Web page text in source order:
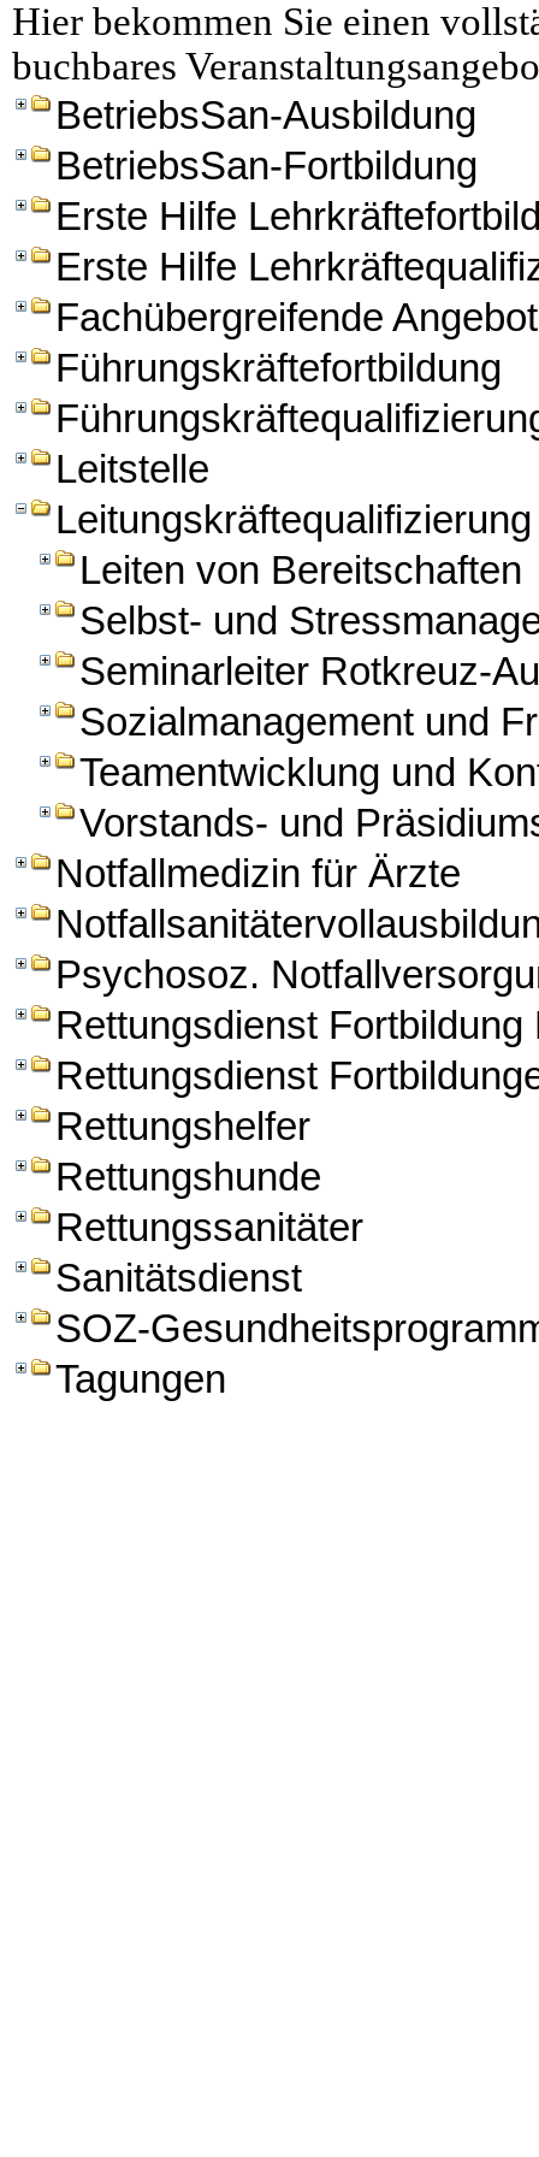
Hier bekommen Sie einen
buchbares
BetriebsSan-Ausbildung
BetriebsSan-Fortbildung
Erste Hilfe
Erste Hilfe
Fachübergreifende
Führungskräftefortbildung
Leitstelle
Leitungskräftequalifizierung
Leiten von Bereitschaften
Selbst- und
Seminarleiter Rotkreuz-
Sozialmanagement und
Teamentwicklung und
Vorstands- und
Notfallmedizin für Ärzte
Psychosoz.
Rettungsdienst Fortbildung
Rettungsdienst
Rettungshelfer
Rettungshunde
Rettungssanitäter
Sanitätsdienst
SOZ-
Tagungen